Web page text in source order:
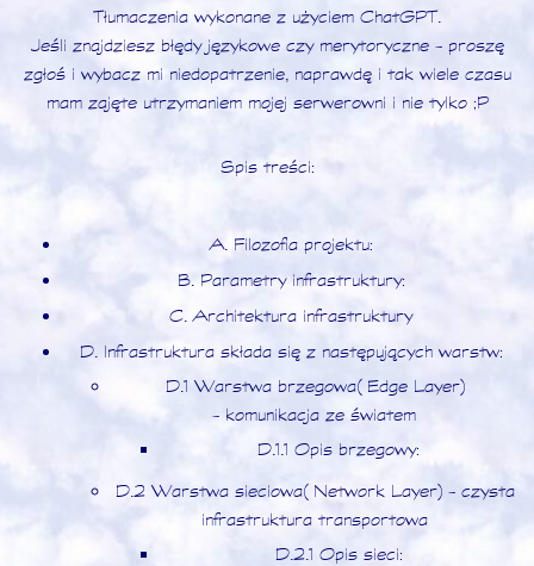
Tłumaczenia wykonane z użyciem ChatGPT.
Jeśli znajdziesz błędy językowe czy merytoryczne - proszę
zgłoś i wybacz mi niedopatrzenie, naprawdę i tak wiele czasu
mam zajęte utrzymaniem mojej serwerowni i nie tylko ;P
Spis treści:
A. Filozofia projektu:
B. Parametry infrastruktury:
C. Architektura infrastruktury
D. Infrastruktura składa się z następujących warstw:
D.1 Warstwa brzegowa (Edge Layer)
- komunikacja ze światem
D.1.1 Opis brzegowy:
D.2 Warstwa sieciowa (Network Layer) - czysta
infrastruktura transportowa
D.2.1 Opis sieci: